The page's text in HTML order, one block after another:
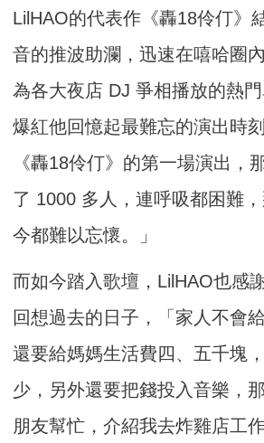
LilHAO的代表作《轟18伶仃》
音的推波助瀾，迅速在嘻哈圈
為各大夜店 DJ 爭相播放的熱
爆紅他回憶起最難忘的演出時
《轟18伶仃》的第一場演出，
了 1000 多人，連呼吸都困難
今都難以忘懷。」
而如今踏入歌壇，LilHAO也感
回想過去的日子，「家人不會
還要給媽媽生活費四、五千塊
少，另外還要把錢投入音樂，
朋友幫忙，介紹我去炸雞店工